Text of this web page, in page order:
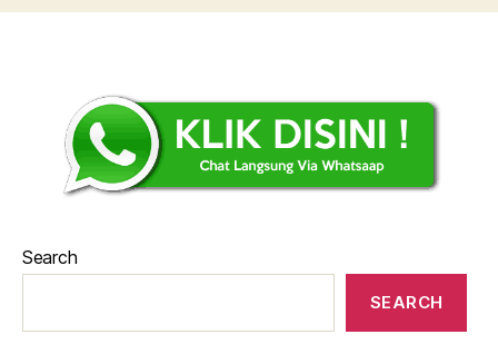
Search
SEARCH